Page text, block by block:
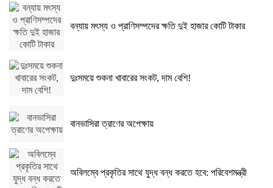
বন্যায় মৎস্য ও প্রাণিসম্পদের ক্ষতি দুই হাজার কোটি টাকার
দুঃসময়ে শুকনা খাবারের সংকট, দাম বেশি!
বানভাসিরা ত্রাণের অপেক্ষায়
অবিলম্বে প্রকৃতির সাথে যুদ্ধ বন্ধ করতে হবে: পরিবেশমন্ত্রী